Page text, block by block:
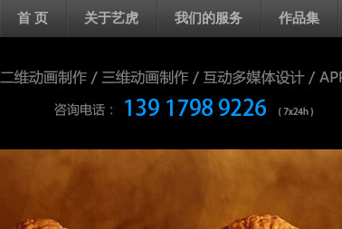
首 页 关于艺虎 我们的服务 作品集